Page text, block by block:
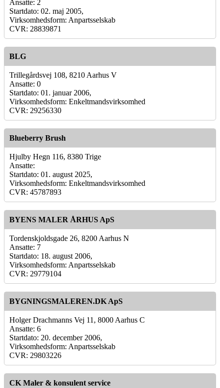
Ansatte: 2
Startdato: 02. maj 2005,
Virksomhedsform: Anpartsselskab
CVR: 28839871
BLG
Trillegårdsvej 108, 8210 Aarhus V
Ansatte: 0
Startdato: 01. januar 2006,
Virksomhedsform: Enkeltmandsvirksomhed
CVR: 29256330
Blueberry Brush
Hjulby Hegn 116, 8380 Trige
Ansatte:
Startdato: 01. august 2025,
Virksomhedsform: Enkeltmandsvirksomhed
CVR: 45787893
BYENS MALER ÅRHUS ApS
Tordenskjoldsgade 26, 8200 Aarhus N
Ansatte: 7
Startdato: 18. august 2006,
Virksomhedsform: Anpartsselskab
CVR: 29779104
BYGNINGSMALEREN.DK ApS
Holger Drachmanns Vej 11, 8000 Aarhus C
Ansatte: 6
Startdato: 20. december 2006,
Virksomhedsform: Anpartsselskab
CVR: 29803226
CK Maler & konsulent service